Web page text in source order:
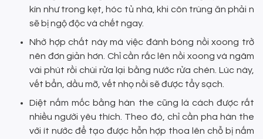
kín như trong kẹt, hóc tủ nhà, khi côn trùng ăn phải n
sẽ bị ngộ độc và chết ngay.
Nhờ hợp chất này mà việc đánh bóng nồi xoong trở
nên đơn giản hơn. Chỉ cần rắc lên nồi xoong và ngâm
vài phút rồi chùi rửa lại bằng nước rửa chén. Lúc này,
vết bẩn, dầu mỡ, vết nhọ nồi sẽ được tẩy sạch.
Diệt nấm mốc bằng hàn the cũng là cách được rất
nhiều người yêu thích. Theo đó, chỉ cần pha hàn the
với ít nước để tạo được hỗn hợp thoa lên chỗ bị nấm